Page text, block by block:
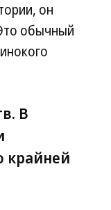
он
обычный
В
крайней